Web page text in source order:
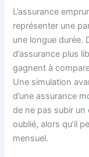
L’assurance
représenter une
une longue durée.
d’assurance plus
gagnent à
Une simulation
d’une assurance
de ne pas subir
oublié, alors qu’il
mensuel.